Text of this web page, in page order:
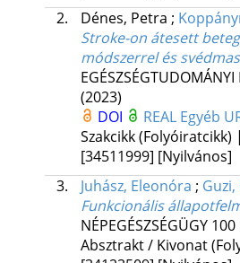
2.
Dénes, Petra ;
Stroke-on átesett
módszerrel és
(2023)
DOI
REAL Egyéb
Szakcikk
[34511999] [Nyilvános]
3.
Juhász, Eleonóra ;
Funkcionális
NÉPEGÉSZSÉGÜGY 100
Absztrakt / Kivonat